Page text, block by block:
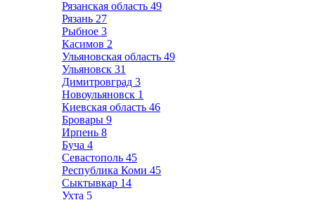
Рязанская область 49
Рязань 27
Рыбное 3
Касимов 2
Ульяновская область 49
Ульяновск 31
Димитровград 3
Новоульяновск 1
Киевская область 46
Бровары 9
Ирпень 8
Буча 4
Севастополь 45
Республика Коми 45
Сыктывкар 14
Ухта 5